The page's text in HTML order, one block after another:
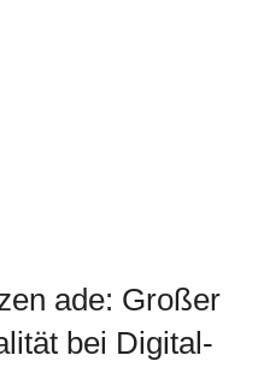
ade: Großer
bei Digital-